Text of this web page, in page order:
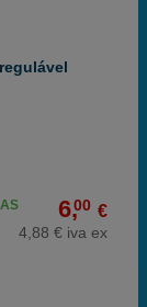
6,00 €
4,88 € iva ex